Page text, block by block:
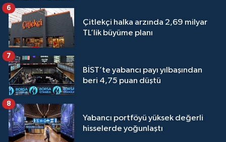
Çitlekçi halka arzında 2,69 milyar
TL’lik büyüme planı
6
BİST’te yabancı payı yılbaşından
beri 4,75 puan düştü
7
Yabancı portföyü yüksek değerli
hisselerde yoğunlaştı
8